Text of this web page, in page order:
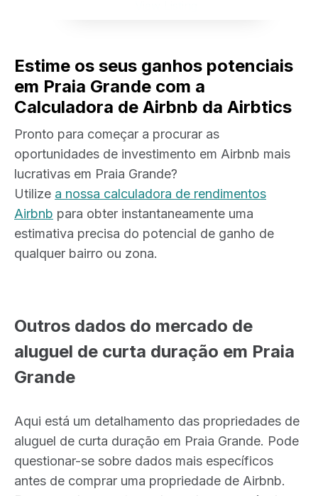
Estime os seus ganhos potenciais
em Praia Grande com a
Calculadora de Airbnb da Airbtics
Pronto para começar a procurar as
oportunidades de investimento em Airbnb mais
lucrativas em Praia Grande?
Utilize a nossa calculadora de rendimentos
Airbnb para obter instantaneamente uma
estimativa precisa do potencial de ganho de
qualquer bairro ou zona.
Outros dados do mercado de
aluguel de curta duração em Praia
Grande
Aqui está um detalhamento das propriedades de
aluguel de curta duração em Praia Grande. Pode
questionar-se sobre dados mais específicos
antes de comprar uma propriedade de Airbnb.